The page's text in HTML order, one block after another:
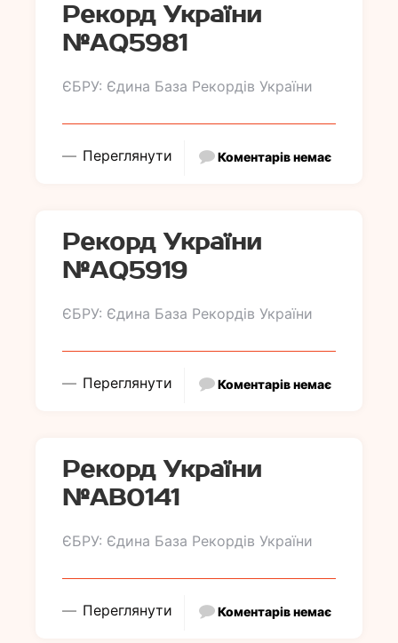
Рекорд України
№АQ5981
ЄБРУ: Єдина База Рекордів України
Переглянути Коментарів немає
Рекорд України
№АQ5919
ЄБРУ: Єдина База Рекордів України
Переглянути Коментарів немає
Рекорд України
№АB0141
ЄБРУ: Єдина База Рекордів України
Переглянути Коментарів немає